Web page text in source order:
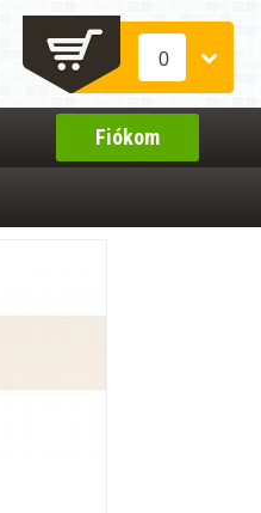
0
Fiókom